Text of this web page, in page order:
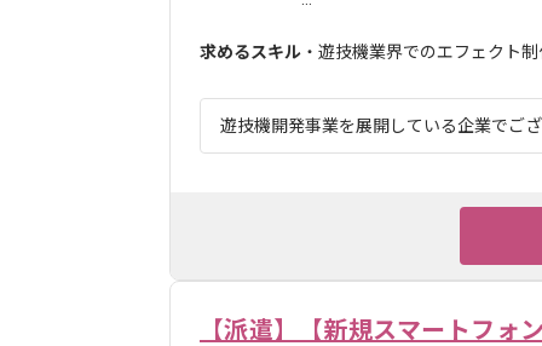
求めるスキル ・遊技機業界でのエフェクト
遊技機開発事業を展開している企業でご
【派遣】【新規スマートフォ